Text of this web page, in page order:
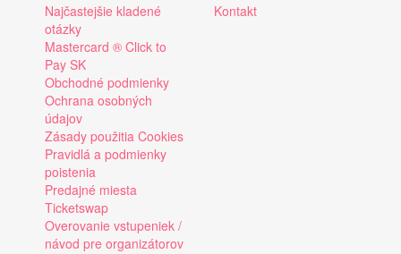
Najčastejšie kladené
otázky
Mastercard ® Click to
Pay SK
Obchodné podmienky
Ochrana osobných
údajov
Zásady použitia Cookies
Pravidlá a podmienky
poistenia
Predajné miesta
Ticketswap
Overovanie vstupeniek /
návod pre organizátorov
Kontakt